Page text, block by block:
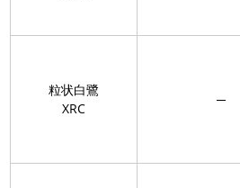
粒状白鷺
XRC
─